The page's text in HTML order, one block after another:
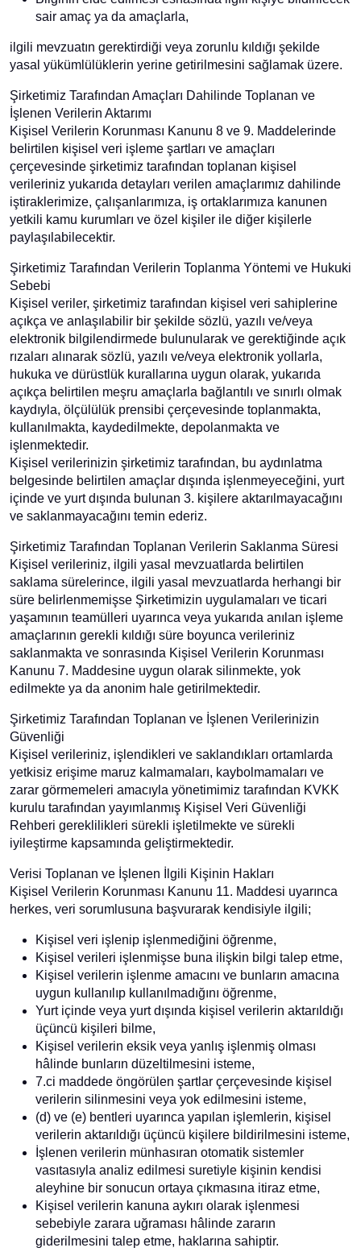
sair amaç ya da amaçlarla,
ilgili mevzuatın gerektirdiği veya zorunlu kıldığı şekilde
yasal yükümlülüklerin yerine getirilmesini sağlamak üzere.
Şirketimiz Tarafından Amaçları Dahilinde Toplanan ve
İşlenen Verilerin Aktarımı
Kişisel Verilerin Korunması Kanunu 8 ve 9. Maddelerinde
belirtilen kişisel veri işleme şartları ve amaçları
çerçevesinde şirketimiz tarafından toplanan kişisel
verileriniz yukarıda detayları verilen amaçlarımız dahilinde
iştiraklerimize, çalışanlarımıza, iş ortaklarımıza kanunen
yetkili kamu kurumları ve özel kişiler ile diğer kişilerle
paylaşılabilecektir.
Şirketimiz Tarafından Verilerin Toplanma Yöntemi ve Hukuki
Sebebi
Kişisel veriler, şirketimiz tarafından kişisel veri sahiplerine
açıkça ve anlaşılabilir bir şekilde sözlü, yazılı ve/veya
elektronik bilgilendirmede bulunularak ve gerektiğinde açık
rızaları alınarak sözlü, yazılı ve/veya elektronik yollarla,
hukuka ve dürüstlük kurallarına uygun olarak, yukarıda
açıkça belirtilen meşru amaçlarla bağlantılı ve sınırlı olmak
kaydıyla, ölçülülük prensibi çerçevesinde toplanmakta,
kullanılmakta, kaydedilmekte, depolanmakta ve
işlenmektedir.
Kişisel verilerinizin şirketimiz tarafından, bu aydınlatma
belgesinde belirtilen amaçlar dışında işlenmeyeceğini, yurt
içinde ve yurt dışında bulunan 3. kişilere aktarılmayacağını
ve saklanmayacağını temin ederiz.
Şirketimiz Tarafından Toplanan Verilerin Saklanma Süresi
Kişisel verileriniz, ilgili yasal mevzuatlarda belirtilen
saklama sürelerince, ilgili yasal mevzuatlarda herhangi bir
süre belirlenmemişse Şirketimizin uygulamaları ve ticari
yaşamının teamülleri uyarınca veya yukarıda anılan işleme
amaçlarının gerekli kıldığı süre boyunca verileriniz
saklanmakta ve sonrasında Kişisel Verilerin Korunması
Kanunu 7. Maddesine uygun olarak silinmekte, yok
edilmekte ya da anonim hale getirilmektedir.
Şirketimiz Tarafından Toplanan ve İşlenen Verilerinizin
Güvenliği
Kişisel verileriniz, işlendikleri ve saklandıkları ortamlarda
yetkisiz erişime maruz kalmamaları, kaybolmamaları ve
zarar görmemeleri amacıyla yönetimimiz tarafından KVKK
kurulu tarafından yayımlanmış Kişisel Veri Güvenliği
Rehberi gereklilikleri sürekli işletilmekte ve sürekli
iyileştirme kapsamında geliştirmektedir.
Verisi Toplanan ve İşlenen İlgili Kişinin Hakları
Kişisel Verilerin Korunması Kanunu 11. Maddesi uyarınca
herkes, veri sorumlusuna başvurarak kendisiyle ilgili;
Kişisel veri işlenip işlenmediğini öğrenme,
Kişisel verileri işlenmişse buna ilişkin bilgi talep etme,
Kişisel verilerin işlenme amacını ve bunların amacına
uygun kullanılıp kullanılmadığını öğrenme,
Yurt içinde veya yurt dışında kişisel verilerin aktarıldığı
üçüncü kişileri bilme,
Kişisel verilerin eksik veya yanlış işlenmiş olması
hâlinde bunların düzeltilmesini isteme,
7.ci maddede öngörülen şartlar çerçevesinde kişisel
verilerin silinmesini veya yok edilmesini isteme,
(d) ve (e) bentleri uyarınca yapılan işlemlerin, kişisel
verilerin aktarıldığı üçüncü kişilere bildirilmesini isteme,
İşlenen verilerin münhasıran otomatik sistemler
vasıtasıyla analiz edilmesi suretiyle kişinin kendisi
aleyhine bir sonucun ortaya çıkmasına itiraz etme,
Kişisel verilerin kanuna aykırı olarak işlenmesi
sebebiyle zarara uğraması hâlinde zararın
giderilmesini talep etme, haklarına sahiptir.